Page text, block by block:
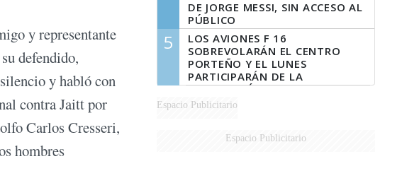
y representante
defendido,
y habló con
contra Jaitt por
Carlos Cresseri,
hombres
DE JORGE MESSI, SIN ACCESO AL
PÚBLICO
5
LOS AVIONES F 16
SOBREVOLARÁN EL CENTRO
PORTEÑO Y EL LUNES
PARTICIPARÁN DE LA
CELEBRACIÓN DE LA FUERZA
AÉREA
Espacio Publicitario
Espacio Publicitario